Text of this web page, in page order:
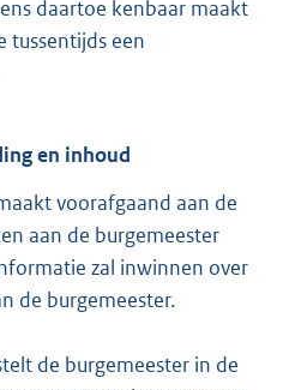
daartoe kenbaar maakt
tussentijds een
en inhoud
voorafgaand aan de
aan de burgemeester
zal inwinnen over
de burgemeester.
de burgemeester in de